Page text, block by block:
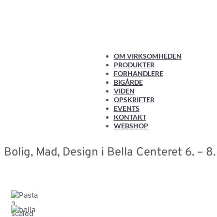
OM VIRKSOMHEDEN
PRODUKTER
FORHANDLERE
BIGÅRDE
VIDEN
OPSKRIFTER
EVENTS
KONTAKT
WEBSHOP
Bolig, Mad, Design i Bella Centeret 6. –